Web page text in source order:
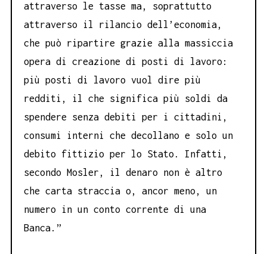
attraverso le tasse ma, soprattutto
attraverso il rilancio dell’economia,
che può ripartire grazie alla massiccia
opera di creazione di posti di lavoro:
più posti di lavoro vuol dire più
redditi, il che significa più soldi da
spendere senza debiti per i cittadini,
consumi interni che decollano e solo un
debito fittizio per lo Stato. Infatti,
secondo Mosler, il denaro non è altro
che carta straccia o, ancor meno, un
numero in un conto corrente di una
Banca.”